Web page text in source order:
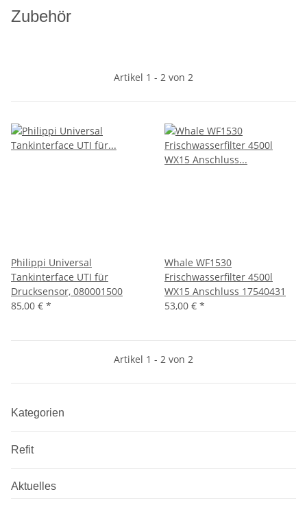
Zubehör
Artikel 1 - 2 von 2
Philippi Universal
Tankinterface UTI für
Drucksensor, 080001500
85,00 € *
Whale WF1530
Frischwasserfilter 4500l
WX15 Anschluss 17540431
53,00 € *
Artikel 1 - 2 von 2
Kategorien
Refit
Aktuelles